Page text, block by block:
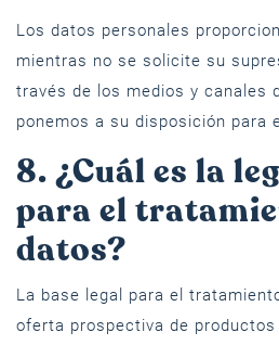
Los datos personales
mientras no se solicite su
través de los medios y canales
ponemos a su disposición para
8. ¿Cuál es la
para el
datos?
La base legal para el
oferta prospectiva de